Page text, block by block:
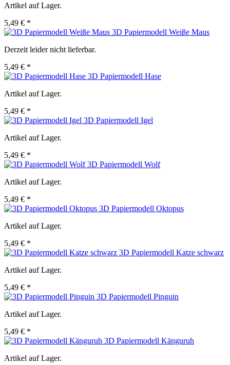
Artikel auf Lager.
5,49 € *
3D Papiermodell Weiße Maus
Derzeit leider nicht lieferbar.
5,49 € *
3D Papiermodell Hase
Artikel auf Lager.
5,49 € *
3D Papiermodell Igel
Artikel auf Lager.
5,49 € *
3D Papiermodell Wolf
Artikel auf Lager.
5,49 € *
3D Papiermodell Oktopus
Artikel auf Lager.
5,49 € *
3D Papiermodell Katze schwarz
Artikel auf Lager.
5,49 € *
3D Papiermodell Pinguin
Artikel auf Lager.
5,49 € *
3D Papiermodell Känguruh
Artikel auf Lager.